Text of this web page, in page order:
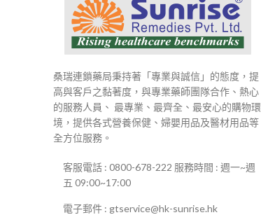
桑瑞連鎖藥局秉持著「專業與誠信」的態度，提
高與客戶之黏著度，與專業藥師團隊合作、熱心
的服務人員、 最專業、最齊全、最安心的購物環
境，提供各式營養保健、婦嬰用品及醫材用品等
全方位服務。
客服電話 : 0800-678-222 服務時間 : 週一~週
五 09:00~17:00
電子郵件 : gtservice@hk-sunrise.hk